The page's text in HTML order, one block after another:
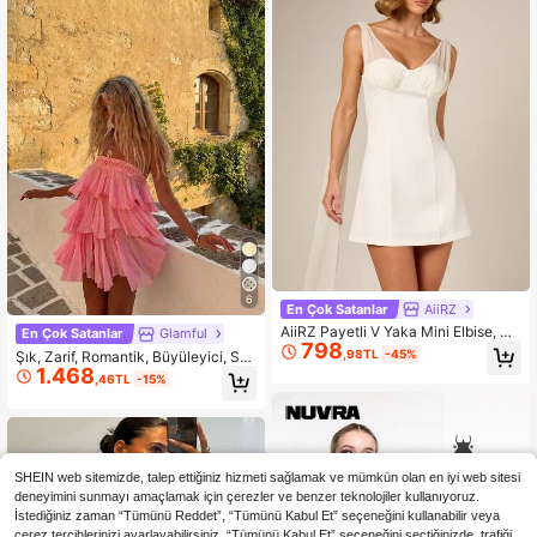
ış Noel Partisi
6
En Çok Satanlar Glamful
Şık, Zarif, Romantik, Büyüleyici, Se
ksi Sevgililer Günü Elbisesi, Kadın Y
az Takımı, Pembe Elbise
1.468 ,46TL -15%
En Çok Satanlar AiiRZ
AiiRZ Payetli V Yaka Mini Elbise, Be
yaz Dantel Detaylı ve İnce Askılı, P
arti, Akşam, Özel Günler, Düğün Da
798 ,98TL -45%
SHEIN web sitemizde, talep ettiğiniz hizmeti sağlamak ve mümkün olan en iyi web sitesi
deneyimini sunmayı amaçlamak için çerezler ve benzer teknolojiler kullanıyoruz.
İstediğiniz zaman “Tümünü Reddet”, “Tümünü Kabul Et” seçeneğini kullanabilir veya